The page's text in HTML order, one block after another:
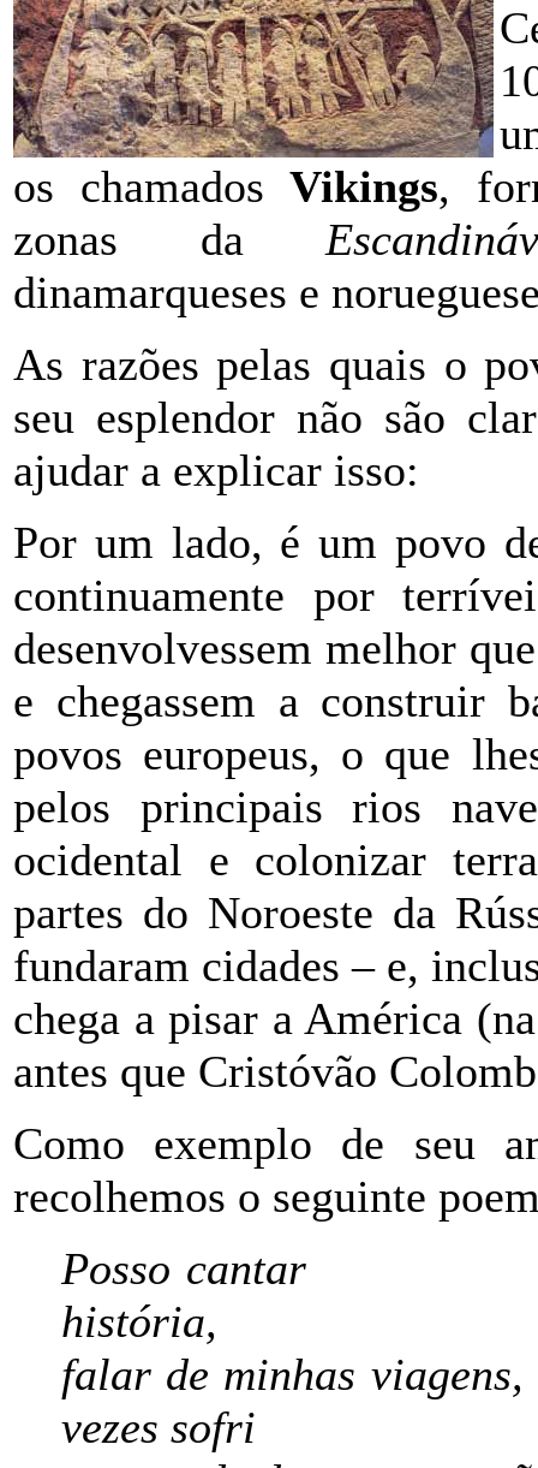
os chamadosVikings,
zonas da
dinamarqueses e
As razões pelas quais o
seu esplendor não são
ajudar a explicar isso:
Por um lado, é um povo
continuamente por
desenvolvessem melhor
e chegassem a construir
povos europeus, o que
pelos principais rios
ocidental e colonizar
partes do Noroeste da
fundaram cidades – e,
chega a pisar a América
antes que Cristóvão
Como exemplo de seu
recolhemos o seguinte
Posso
história,
falar de minhas
vezes sofri